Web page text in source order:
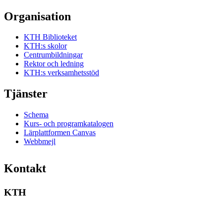
Organisation
KTH Biblioteket
KTH:s skolor
Centrumbildningar
Rektor och ledning
KTH:s verksamhetsstöd
Tjänster
Schema
Kurs- och programkatalogen
Lärplattformen Canvas
Webbmejl
Kontakt
KTH